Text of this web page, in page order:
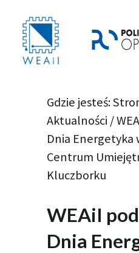
Gdzie jesteś:
Aktualności /
Dnia Energetyka
Centrum
Kluczborku
WEAiI
Dnia